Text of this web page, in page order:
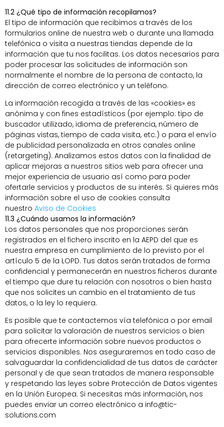
11.2 ¿Qué tipo de información recopilamos?
El tipo de información que recibimos a través de los
formularios online de nuestra web o durante una llamada
telefónica o visita a nuestras tiendas depende de la
información que tu nos facilitas. Los datos necesarios para
poder procesar las solicitudes de información son
normalmente el nombre de la persona de contacto, la
dirección de correo electrónico y un teléfono.
La información recogida a través de las «cookies» es
anónima y con fines estadísticos (por ejemplo: tipo de
buscador utilizado, idioma de preferencia, número de
páginas vistas, tiempo de cada visita, etc.) o para el envío
de publicidad personalizada en otros canales online
(retargeting). Analizamos estos datos con la finalidad de
aplicar mejoras a nuestros sitios web para ofrecer una
mejor experiencia de usuario así como para poder
ofertarle servicios y productos de su interés. Si quieres más
información sobre el uso de cookies consulta
nuestro Aviso de Cookies
11.3 ¿Cuándo usamos la información?
Los datos personales que nos proporciones serán
registrados en el fichero inscrito en la AEPD del que es
nuestra empresa en cumplimiento de lo previsto por el
artículo 5 de la LOPD. Tus datos serán tratados de forma
confidencial y permanecerán en nuestros ficheros durante
el tiempo que dure tu relación con nosotros o bien hasta
que nos solicites un cambio en el tratamiento de tus
datos, o la ley lo requiera.
Es posible que te contactemos vía telefónica o por email
para solicitar la valoración de nuestros servicios o bien
para ofrecerte información sobre nuevos productos o
servicios disponibles. Nos aseguraremos en todo caso de
salvaguardar la confidencialidad de tus datos de carácter
personal y de que sean tratados de manera responsable
y respetando las leyes sobre Protección de Datos vigentes
en la Unión Europea. Si necesitas más información, nos
puedes enviar un correo electrónico a info@tic-
solutions.com